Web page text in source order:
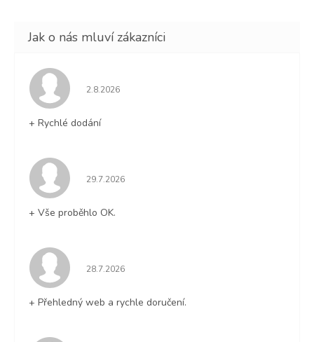
Hodnocení obchodu je 5 z 5 hvězdiček.
2.8.2026
+ Rychlé dodání
Hodnocení obchodu je 5 z 5 hvězdiček.
29.7.2026
+ Vše proběhlo OK.
Hodnocení obchodu je 5 z 5 hvězdiček.
28.7.2026
+ Přehledný web a rychle doručení.